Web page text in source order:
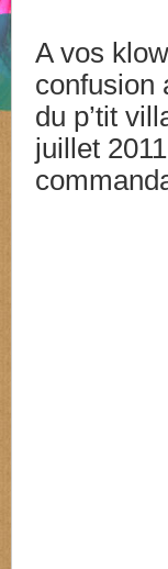
A vos
confusion
du p’tit
juillet